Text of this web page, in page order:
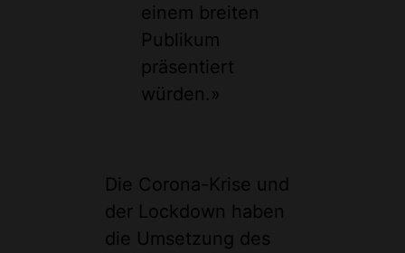
einem breiten
Publikum
präsentiert
würden.»
Die Corona-Krise und
der Lockdown haben
die Umsetzung des